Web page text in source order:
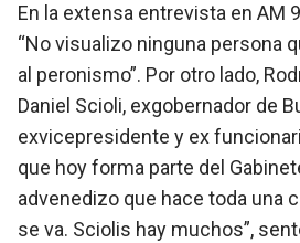
En la extensa entrevista en AM
“No visualizo ninguna persona
al peronismo”. Por otro lado,
Daniel Scioli, exgobernador de
exvicepresidente y ex
que hoy forma parte del
advenedizo que hace toda una
se va. Sciolis hay muchos”,